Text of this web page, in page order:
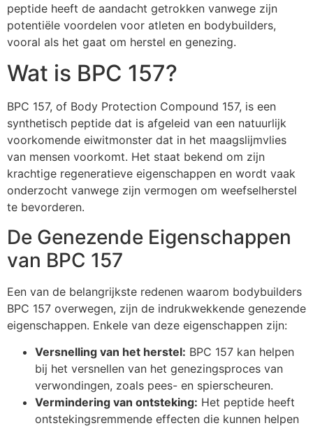
peptide heeft de aandacht getrokken vanwege zijn
potentiële voordelen voor atleten en bodybuilders,
vooral als het gaat om herstel en genezing.
Wat is BPC 157?
BPC 157, of Body Protection Compound 157, is een
synthetisch peptide dat is afgeleid van een natuurlijk
voorkomende eiwitmonster dat in het maagslijmvlies
van mensen voorkomt. Het staat bekend om zijn
krachtige regeneratieve eigenschappen en wordt vaak
onderzocht vanwege zijn vermogen om weefselherstel
te bevorderen.
De Genezende Eigenschappen
van BPC 157
Een van de belangrijkste redenen waarom bodybuilders
BPC 157 overwegen, zijn de indrukwekkende genezende
eigenschappen. Enkele van deze eigenschappen zijn:
Versnelling van het herstel: BPC 157 kan helpen
bij het versnellen van het genezingsproces van
verwondingen, zoals pees- en spierscheuren.
Vermindering van ontsteking: Het peptide heeft
ontstekingsremmende effecten die kunnen helpen